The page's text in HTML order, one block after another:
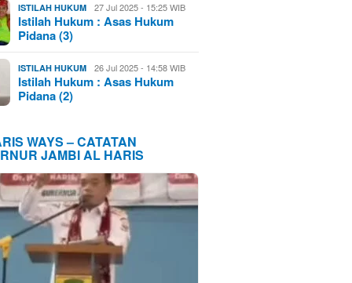
ISTILAH HUKUM 27 Jul 2025 - 15:25 WIB
Istilah Hukum : Asas Hukum
Pidana (3)
ISTILAH HUKUM 26 Jul 2025 - 14:58 WIB
Istilah Hukum : Asas Hukum
Pidana (2)
WAYS – CATATAN
JAMBI AL HARIS